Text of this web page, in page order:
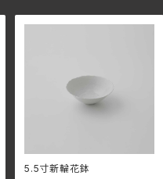
5.5寸新輪花鉢